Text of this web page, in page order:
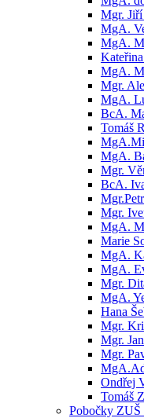
Mgr. Jiří
MgA.
MgA.
MgA.
Mgr.
MgA.
BcA.
Tomáš
MgA.
Mgr.
BcA.
Mgr.
MgA.
Marie
MgA.
MgA.
Mgr.
MgA.
Hana
Mgr.
Mgr.
Mgr.
Ondřej
Tomáš
Pobočky ZUŠ